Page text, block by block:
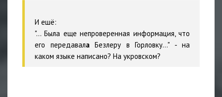
И ешё:
"... Была еще непроверенная информация, что
его передавалаБезлеру в Горловку..." - на
каком языке написано? На укровском?